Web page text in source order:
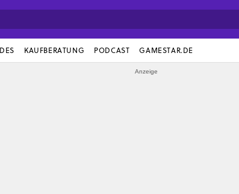
KAUFBERATUNG PODCAST GAMESTAR.DE